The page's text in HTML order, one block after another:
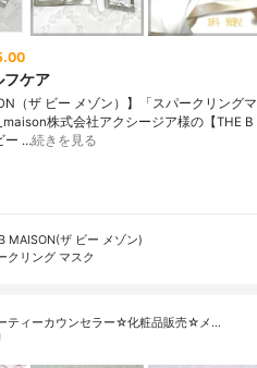
フケア
（ザ ビー メゾン）】「スパークリングマ
株式会社アクシージア様の【THE B
ー …続きを見る
MAISON(ザ ビー メゾン)
クリング マスク
ティーカウンセラー☆化粧品販売☆メ…